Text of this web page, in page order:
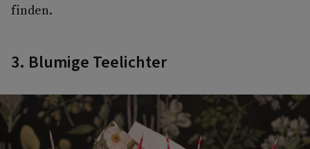
finden.
3. Blumige Teelichter